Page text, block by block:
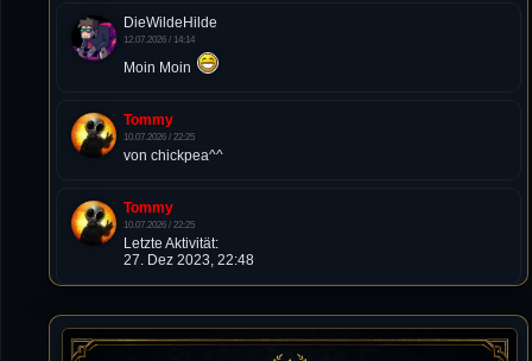
DieWildeHilde
12.07.2026 / 14:14
Moin Moin
Tommy
10.07.2026 / 22:25
von chickpea^^
Tommy
10.07.2026 / 22:25
Letzte Aktivität:
27. Dez 2023, 22:48
DieWildeHilde
10.07.2026 / 12:48
Happy Birthday Chickpea